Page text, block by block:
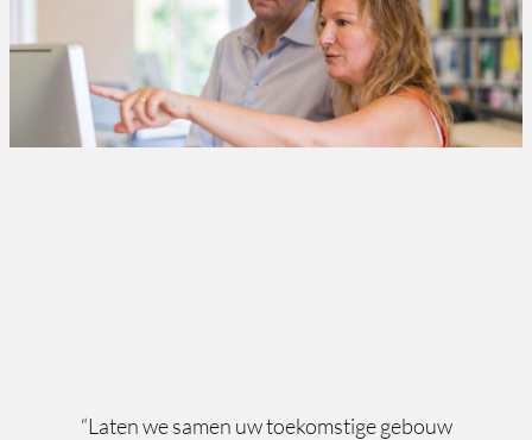
“Laten we samen uw toekomstige gebouw